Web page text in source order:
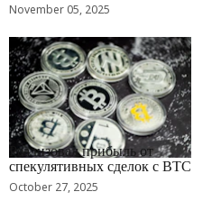
November 05, 2025
RRCNEWS_RU
Реализовал прибыль от
спекулятивных сделок с BTC
October 27, 2025